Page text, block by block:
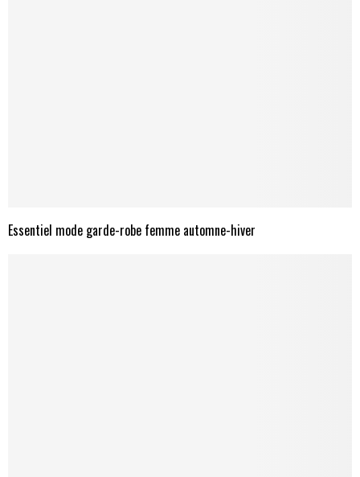
Essentiel mode garde-robe femme automne-hiver